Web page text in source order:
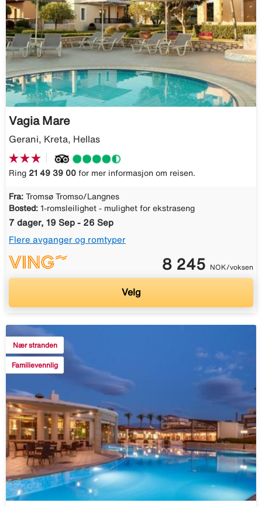
Vagia Mare
Gerani, Kreta, Hellas
Ring 21 49 39 00 for mer informasjon om reisen.
Fra: Tromsø Tromso/Langnes
Bosted: 1-romsleilighet - mulighet for ekstraseng
7 dager, 19 Sep - 26 Sep
Flere avganger og romtyper
8 245 NOK/voksen
Velg
Nær stranden
Familievennlig